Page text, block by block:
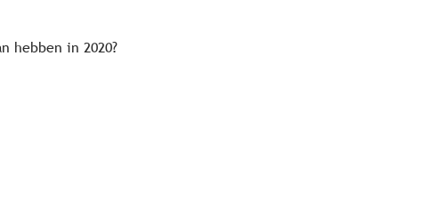
hebben in 2020?